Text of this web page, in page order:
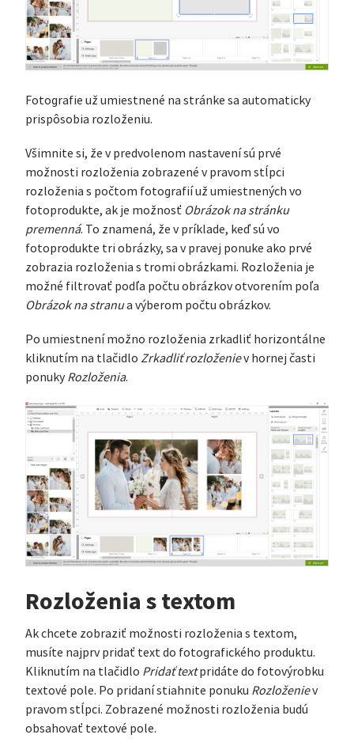
Fotografie už umiestnené na stránke sa automaticky
prispôsobia rozloženiu.
Všimnite si, že v predvolenom nastavení sú prvé
možnosti rozloženia zobrazené v pravom stĺpci
rozloženia s počtom fotografií už umiestnených vo
fotoprodukte, ak je možnosť Obrázok na stránku
premenná. To znamená, že v príklade, keď sú vo
fotoprodukte tri obrázky, sa v pravej ponuke ako prvé
zobrazia rozloženia s tromi obrázkami. Rozloženia je
možné filtrovať podľa počtu obrázkov otvorením poľa
Obrázok na stranua výberom počtu obrázkov.
Po umiestnení možno rozloženia zrkadliť horizontálne
kliknutím na tlačidlo Zrkadliť rozloženiev hornej časti
ponukyRozloženia.
Rozloženia s textom
Ak chcete zobraziť možnosti rozloženia s textom,
musíte najprv pridať text do fotografického produktu.
Kliknutím na tlačidlo Pridať textpridáte do fotovýrobku
textové pole. Po pridaní stiahnite ponuku Rozloženiev
pravom stĺpci. Zobrazené možnosti rozloženia budú
obsahovať textové pole.